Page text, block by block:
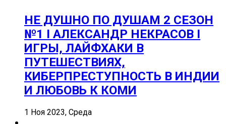
НЕ ДУШНО ПО ДУШАМ 2 СЕЗОН
№1 I АЛЕКСАНДР НЕКРАСОВ I
ИГРЫ, ЛАЙФХАКИ В
ПУТЕШЕСТВИЯХ,
КИБЕРПРЕСТУПНОСТЬ В ИНДИИ
И ЛЮБОВЬ К КОМИ
1 Ноя 2023, Среда